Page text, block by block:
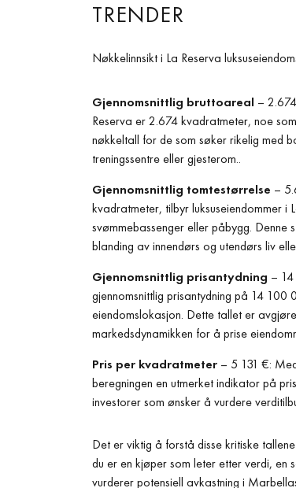
TRENDER
Nøkkelinnsikt i La Reserva
Gjennomsnittlig bruttoareal –
Reserva er 2.674 kvadratmeter, noe
nøkkeltall for de som søker rikelig med
treningssentre eller gjesterom..
Gjennomsnittlig tomtestørrelse –
kvadratmeter, tilbyr luksuseiendommer i
svømmebassenger eller påbygg. Denne
blanding av innendørs og utendørs liv
Gjennomsnittlig prisantydning –
gjennomsnittlig prisantydning på 14 100
eiendomslokasjon. Dette tallet er
markedsdynamikken for å prise
Pris per kvadratmeter – 5 131 €:
beregningen en utmerket indikator på
investorer som ønsker å vurdere
Det er viktig å forstå disse kritiske
du er en kjøper som leter etter verdi, en
vurderer potensiell avkastning i